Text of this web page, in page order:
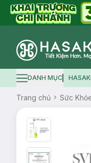
Logo
Hamburger icon
DANH MỤC
Trang chủ Sức